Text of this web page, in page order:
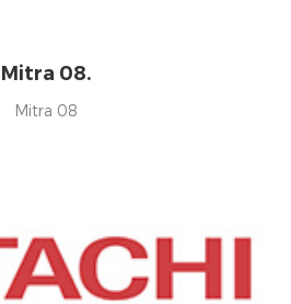
Mitra 08.
Mitra 08